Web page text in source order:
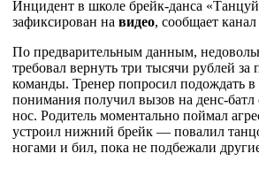
Инцидент в школе брейк-данса
зафиксирован на видео, сообщает
По предварительным данным,
требовал вернуть три тысячи рублей
команды. Тренер попросил подождать в
понимания получил вызов на денс-батл
нос. Родитель моментально поймал
устроил нижний брейк — повалил
ногами и бил, пока не подбежали